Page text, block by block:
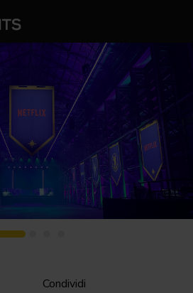
Condividi